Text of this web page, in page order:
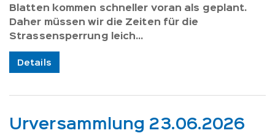
Blatten kommen schneller voran als geplant.
Daher müssen wir die Zeiten für die
Strassensperrung leich...
Details
Urversammlung 23.06.2026